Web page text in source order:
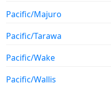
Pacific/Majuro
Pacific/Tarawa
Pacific/Wake
Pacific/Wallis